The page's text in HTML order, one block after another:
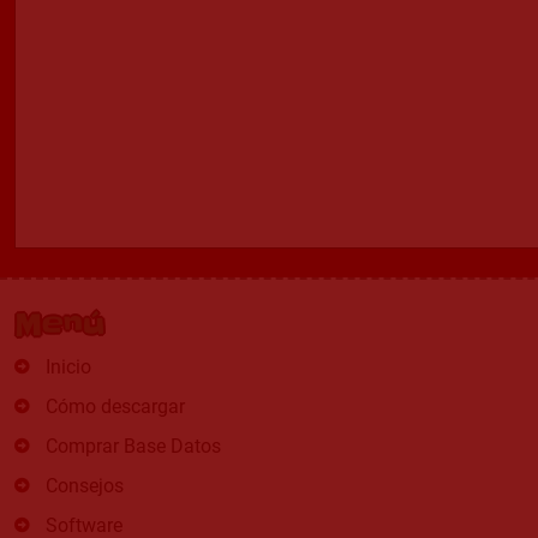
Menú
Inicio
Cómo descargar
Comprar Base Datos
Consejos
Software